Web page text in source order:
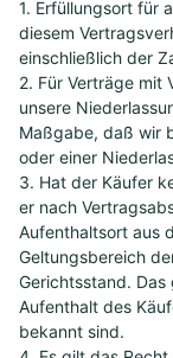
1. Erfüllungsort für
diesem
einschließlich der
2. Für Verträge mit
unsere
Maßgabe, daß wir
oder einer
3. Hat der Käufer
er nach
Aufenthaltsort aus
Geltungsbereich
Gerichtsstand.
Aufenthalt des
bekannt sind.